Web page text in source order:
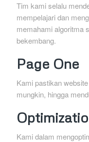
Tim kami selalu
mempelajari dan
memahami algoritma
bekembang.
Page One
Kami pastikan
mungkin, hingga
Kami dalam